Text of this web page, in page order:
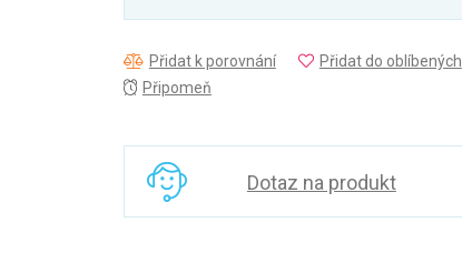
Přidat k porovnání Přidat do oblíbených
Připomeň
Dotaz na produkt